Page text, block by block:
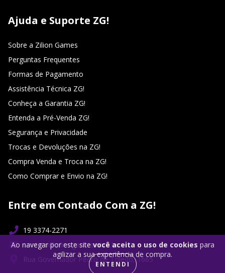
Ao navegar por este sitevocê aceita o uso de cookies para
agilizar a sua experiência de compra.
ENTENDI
Ajuda e Suporte ZG!
Sobre a Zilion Games
Perguntas Frequentes
Formas de Pagamento
Assistência Técnica ZG!
Conheça a Garantia ZG!
Entenda a Pré-Venda ZG!
Segurança e Privacidade
Trocas e Devoluções na ZG!
Compra Venda e Troca na ZG!
Como Comprar e Envio na ZG!
Entre em Contado Com a ZG!
19 3374-2271
contato@ziliongames.com.br
Rua Governador Pedro de Toledo, 1665